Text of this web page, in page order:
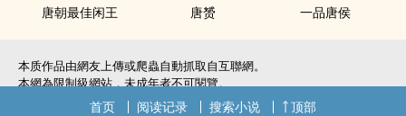
唐朝最佳闲王 唐赟 一品唐侯
本质作品由網友上傳或爬蟲自動抓取自互聯網。
本網為限制級網站，未成年者不可閱覽。
如無意中侵犯了您的權利，敬請聯系我們。
首页 阅读记录 搜索小说 顶部